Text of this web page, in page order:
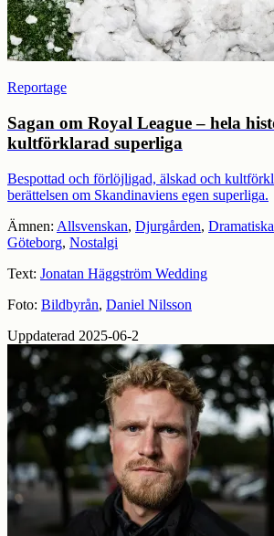
Reportage
Sagan om Royal League – hela
kultförklarad superliga
Bespottad och förlöjligad, älskad och
berättelsen om Skandinaviens egen superliga.
Ämnen: Allsvenskan, Djurgården,
Göteborg, Nostalgi
Text: Jonatan Häggström Wedding
Foto: Bildbyrån, Daniel Nilsson
Uppdaterad 2025-06-2